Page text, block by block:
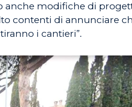
anche modifiche di
contenti di annunciare
i cantieri”.